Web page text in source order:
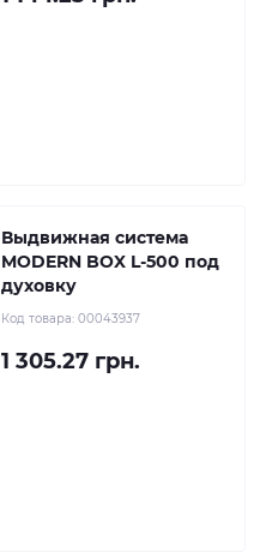
Выдвижная система
MODERN BOX L-500 под
духовку
Код товара: 00043937
1 305.27 грн.